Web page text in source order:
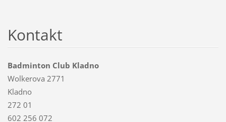
Kontakt
Badminton Club Kladno
Wolkerova 2771
Kladno
272 01
602 256 072